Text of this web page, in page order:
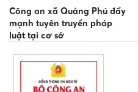
Công an xã Quảng Phú đẩy
mạnh tuyên truyền pháp
luật tại cơ sở